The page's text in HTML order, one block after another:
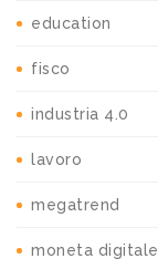
education
fisco
industria 4.0
lavoro
megatrend
moneta digitale